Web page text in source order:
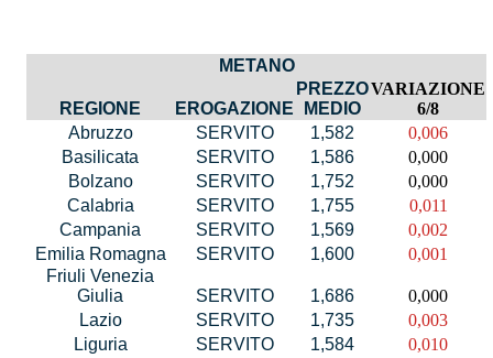
METANO
REGIONE EROGAZIONE
PREZZO
MEDIO
VARIAZIONE
6/8
Abruzzo
SERVITO 1,582
0,006
Basilicata
SERVITO 1,586
0,000
Bolzano
SERVITO 1,752
0,000
Calabria
SERVITO 1,755
0,011
Campania
SERVITO 1,569
0,002
Emilia Romagna
SERVITO 1,600
0,001
Friuli Venezia
Giulia
SERVITO 1,686
0,000
Lazio
SERVITO 1,735
0,003
Liguria
SERVITO 1,584
0,010